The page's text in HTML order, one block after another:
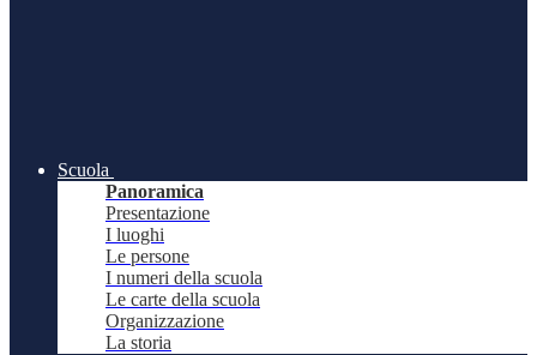
Scuola
Panoramica
Presentazione
I luoghi
Le persone
I numeri della scuola
Le carte della scuola
Organizzazione
La storia